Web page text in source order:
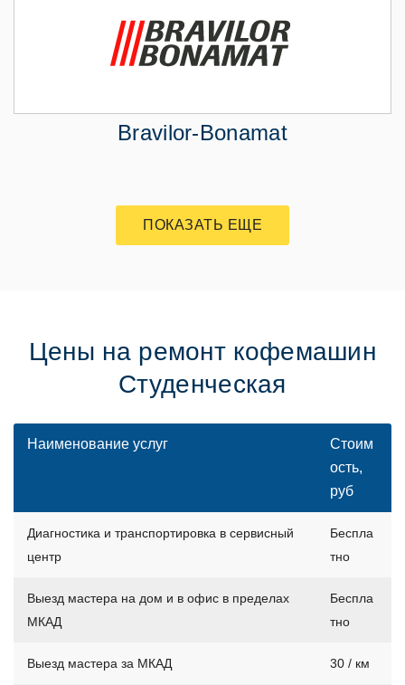
Bravilor-Bonamat
ПОКАЗАТЬ ЕЩЕ
Цены на ремонт кофемашин
Студенческая
Наименование услуг
Стоим
ость,
руб
Диагностика и транспортировка в сервисный
центр
Беспла
тно
Выезд мастера на дом и в офис в пределах
МКАД
Беспла
тно
Выезд мастера за МКАД 30 / км